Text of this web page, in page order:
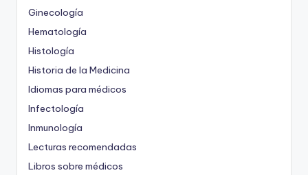
Ginecología
Hematología
Histología
Historia de la Medicina
Idiomas para médicos
Infectología
Inmunología
Lecturas recomendadas
Libros sobre médicos